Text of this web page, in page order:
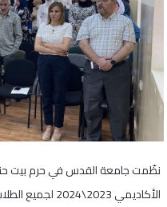
نظّمت جامعة القدس في حرم بيت
الأكاديمي